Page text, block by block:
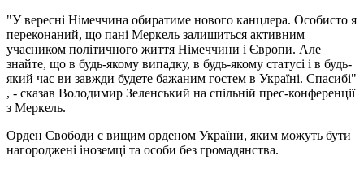
"У вересні Німеччина обиратиме нового канцлера. Особисто я
переконаний, що пані Меркель залишиться активним
учасником політичного життя Німеччини і Європи. Але
знайте, що в будь-якому випадку, в будь-якому статусі і в будь-
який час ви завжди будете бажаним гостем в Україні. Спасибі"
, - сказав Володимир Зеленський на спільній прес-конференції
з Меркель.
Орден Свободи є вищим орденом України, яким можуть бути
нагороджені іноземці та особи без громадянства.